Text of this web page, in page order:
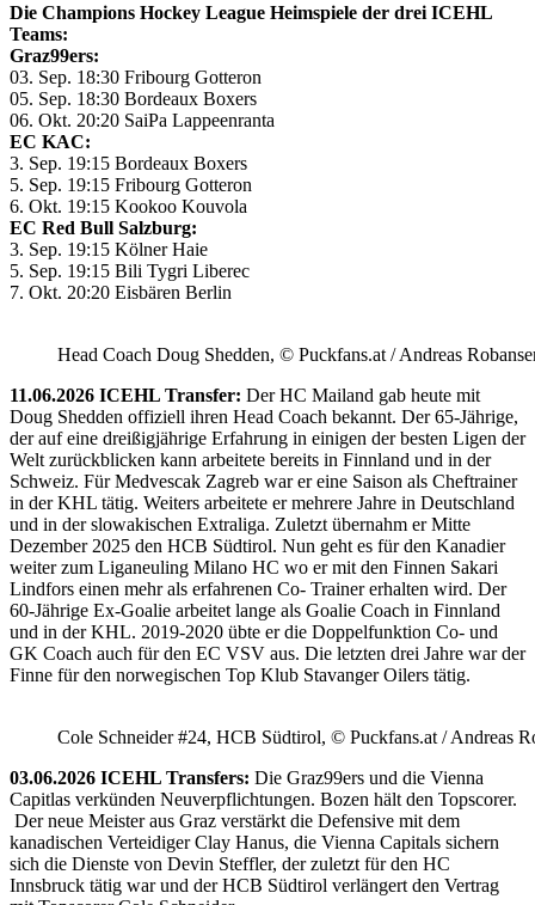
Die Champions Hockey League Heimspiele der drei ICEHL
Teams:
Graz99ers:
03. Sep. 18:30 Fribourg Gotteron
05. Sep. 18:30 Bordeaux Boxers
06. Okt. 20:20 SaiPa Lappeenranta
EC KAC:
3. Sep. 19:15 Bordeaux Boxers
5. Sep. 19:15 Fribourg Gotteron
6. Okt. 19:15 Kookoo Kouvola
EC Red Bull Salzburg:
3. Sep. 19:15 Kölner Haie
5. Sep. 19:15 Bili Tygri Liberec
7. Okt. 20:20 Eisbären Berlin
Head Coach Doug Shedden, © Puckfans.at / Andreas
11.06.2026 ICEHL Transfer: Der HC Mailand gab heute mit
Doug Shedden offiziell ihren Head Coach bekannt. Der 65-Jährige,
der auf eine dreißigjährige Erfahrung in einigen der besten Ligen der
Welt zurückblicken kann arbeitete bereits in Finnland und in der
Schweiz. Für Medvescak Zagreb war er eine Saison als Cheftrainer
in der KHL tätig. Weiters arbeitete er mehrere Jahre in Deutschland
und in der slowakischen Extraliga. Zuletzt übernahm er Mitte
Dezember 2025 den HCB Südtirol. Nun geht es für den Kanadier
weiter zum Liganeuling Milano HC wo er mit den Finnen Sakari
Lindfors einen mehr als erfahrenen Co- Trainer erhalten wird. Der
60-Jährige Ex-Goalie arbeitet lange als Goalie Coach in Finnland
und in der KHL. 2019-2020 übte er die Doppelfunktion Co- und
GK Coach auch für den EC VSV aus. Die letzten drei Jahre war der
Finne für den norwegischen Top Klub Stavanger Oilers tätig.
Cole Schneider #24, HCB Südtirol, © Puckfans.at / Andreas
03.06.2026 ICEHL Transfers: Die Graz99ers und die Vienna
Capitlas verkünden Neuverpflichtungen. Bozen hält den Topscorer.
Der neue Meister aus Graz verstärkt die Defensive mit dem
kanadischen Verteidiger Clay Hanus, die Vienna Capitals sichern
sich die Dienste von Devin Steffler, der zuletzt für den HC
Innsbruck tätig war und der HCB Südtirol verlängert den Vertrag